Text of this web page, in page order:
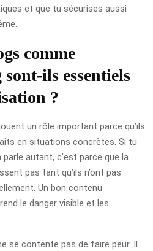
et que tu sécurises aussi
comme
ils essentiels
?
un rôle important parce qu’ils
en situations concrètes. Si tu
autant, c’est parce que la
pas tant qu’ils n’ont pas
Un bon contenu
le danger visible et les
se contente pas de faire peur. Il